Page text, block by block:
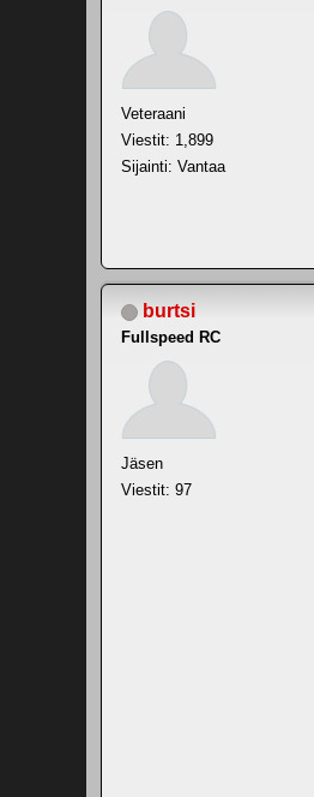
Veteraani
Viestit: 1,899
Sijainti: Vantaa
burtsi
Fullspeed RC
Jäsen
Viestit: 97